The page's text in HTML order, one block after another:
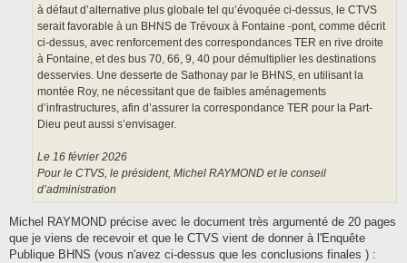
à défaut d’alternative plus globale tel qu’évoquée ci-dessus, le CTVS
serait favorable à un BHNS de Trévoux à Fontaine -pont, comme décrit
ci-dessus, avec renforcement des correspondances TER en rive droite
à Fontaine, et des bus 70, 66, 9, 40 pour démultiplier les destinations
desservies. Une desserte de Sathonay par le BHNS, en utilisant la
montée Roy, ne nécessitant que de faibles aménagements
d’infrastructures, afin d’assurer la correspondance TER pour la Part-
Dieu peut aussi s’envisager.
Le 16 février 2026
Pour le CTVS, le président, Michel RAYMOND et le conseil
d’administration
Michel RAYMOND précise avec le document très argumenté de 20 pages
que je viens de recevoir et que le CTVS vient de donner à l'Enquête
Publique BHNS (vous n'avez ci-dessus que les conclusions finales ) :